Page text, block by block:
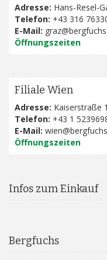
Adresse: Hans-Resel-
Telefon: +43 316
E-Mail:
Öffnungszeiten
Filiale Wien
Adresse: Kaiserstraße
Telefon: +43 1
E-Mail:
Öffnungszeiten
Infos zum Einkauf
Bergfuchs